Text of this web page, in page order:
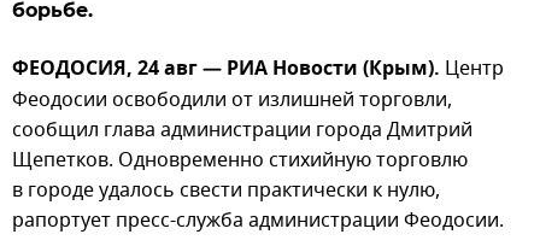
борьбе.
ФЕОДОСИЯ, 24 авг — РИА Новости (Крым). Центр
Феодосии освободили от излишней торговли,
сообщил глава администрации города Дмитрий
Щепетков. Одновременно стихийную торговлю
в городе удалось свести практически к нулю,
рапортует пресс-служба администрации Феодосии.